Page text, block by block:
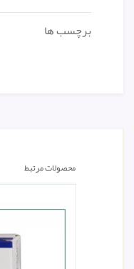
برچسب ها
محصولات مرتبط